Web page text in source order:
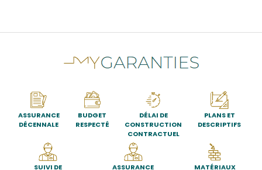
ASSURANCE
DÉCENNALE
BUDGET
RESPECTÉ
DÉLAI DE
CONSTRUCTION
CONTRACTUEL
PLANS ET
DESCRIPTIFS
SUIVI DE
ASSURANCE
MATÉRIAUX